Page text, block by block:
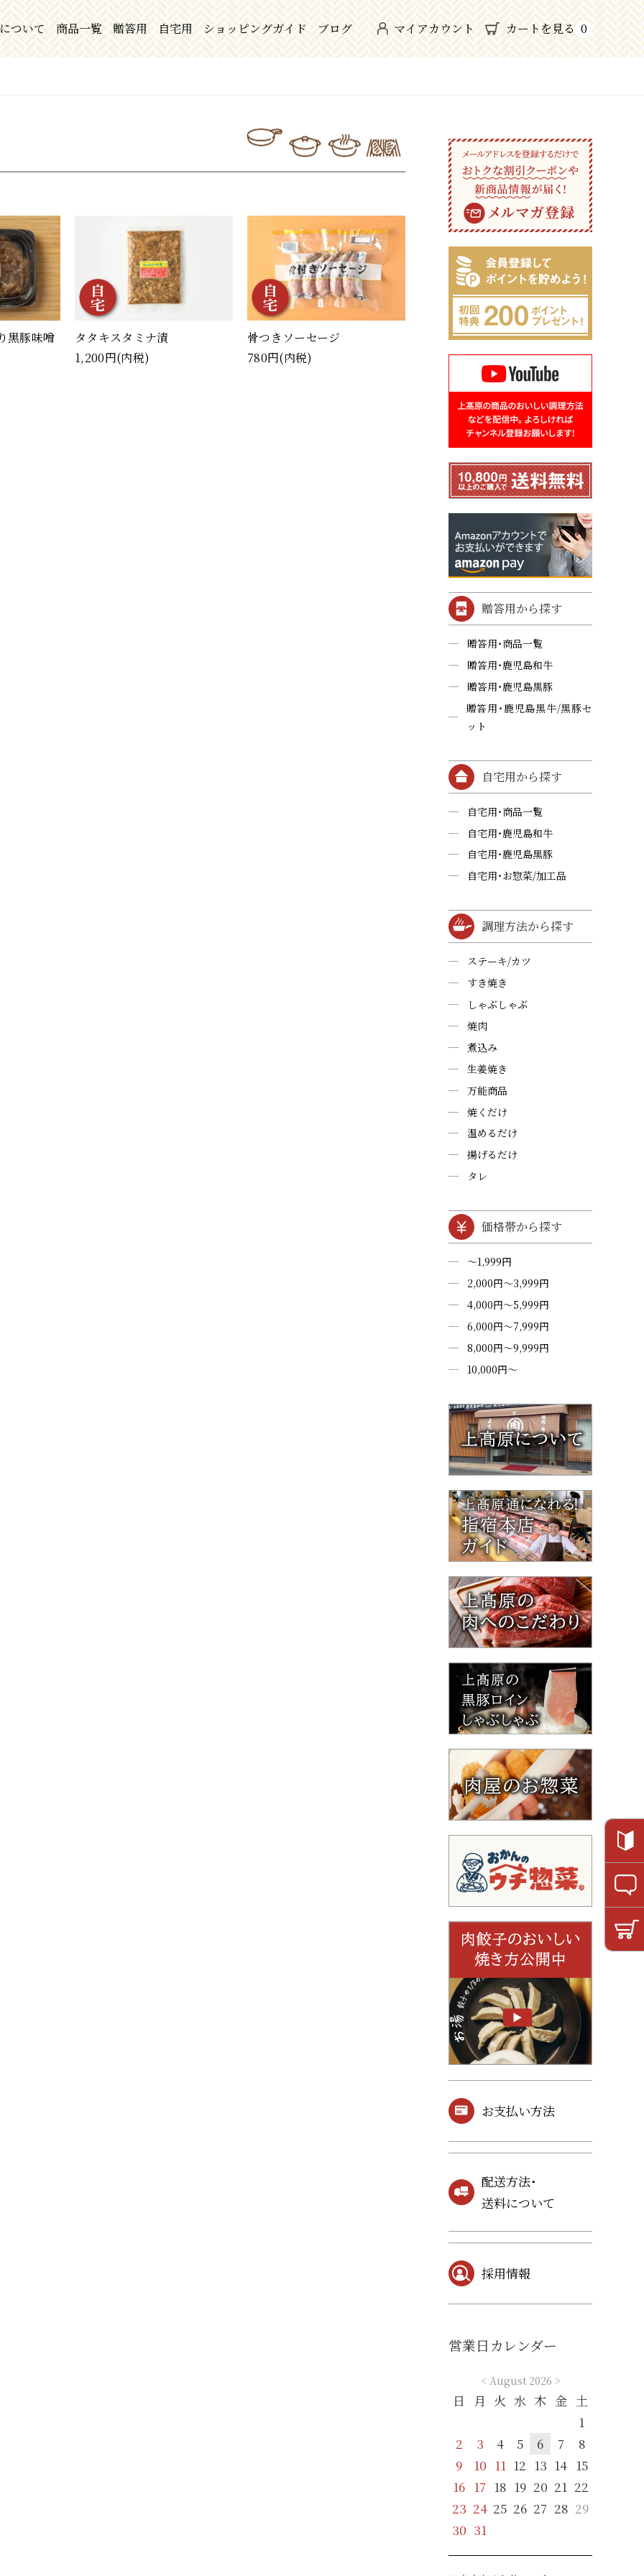
ついて 商品一覧 贈答用 自宅用 ショッピングガイド ブログ マイアカウント カートを見る 0
黒豚味噌
タタキスタミナ漬
1,200円(内税)
骨つきソーセージ
780円(内税)
贈答用から探す
贈答用・商品一覧
贈答用・鹿児島和牛
贈答用・鹿児島黒豚
贈答用・鹿児島黒牛/黒豚セ
ット
自宅用から探す
自宅用・商品一覧
自宅用・鹿児島和牛
自宅用・鹿児島黒豚
自宅用・お惣菜/加工品
調理方法から探す
ステーキ/カツ
すき焼き
しゃぶしゃぶ
焼肉
煮込み
生姜焼き
万能商品
焼くだけ
温めるだけ
揚げるだけ
タレ
価格帯から探す
～1,999円
2,000円～3,999円
4,000円～5,999円
6,000円～7,999円
8,000円～9,999円
10,000円～
お支払い方法
配送方法・
送料について
採用情報
営業日カレンダー
< August 2026 >
日 月 火 水 木 金 土
1
2
3 4 5 6 7
8
9
10 11 12 13 14 15
16 17 18 19 20 21 22
23 24 25 26 27 28 29
30 31